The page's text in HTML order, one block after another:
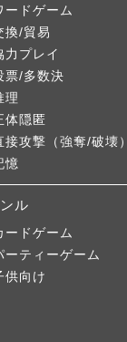
ードゲーム
換/貿易
力プレイ
票/多数決
理
体隠匿
接攻撃（強奪/破壊）
憶
ル
ードゲーム
ーティーゲーム
供向け